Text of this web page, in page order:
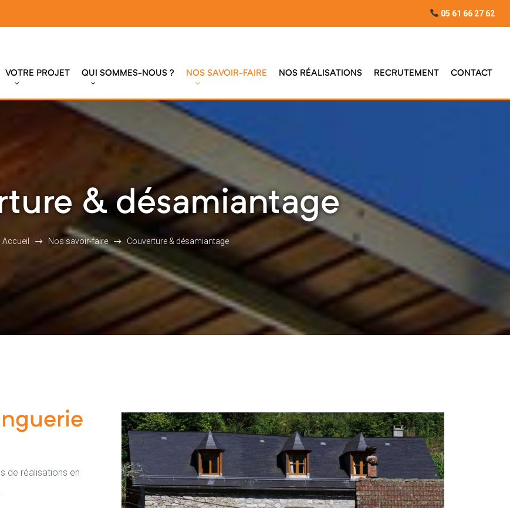
05 61 66 27 62
VOTRE PROJET QUI SOMMES-NOUS ? NOS SAVOIR-FAIRE NOS RÉALISATIONS RECRUTEMENT CONTACT
& désamiantage
Accueil Nos savoir-faire Couverture & désamiantage
de réalisations en